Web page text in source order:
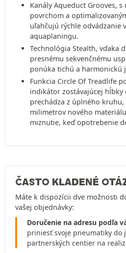
Kanály Aqueduct Grooves,
povrchom a
uľahčujú rýchle odvádzanie
aquaplaningu.
Technológia Stealth, vďaka
presnému sekvenčnému
ponúka tichú a harmonickú
Funkcia Circle Of Treadlife
indikátor zostávajúcej hĺbky
prechádza z úplného
milimetrov nového
miznutie, keď opotrebenie
ČASTO KLADENÉ
Máte k dispozícii dve možnosti
vašej objednávky:
Doručenie na adresu podľa
priniesť svoje pneumatiky do
partnerských centier na